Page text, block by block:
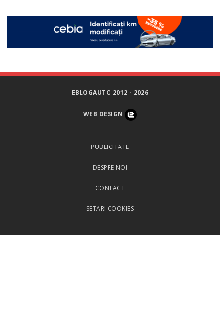
EBLOGAUTO 2012 - 2026
WEB DESIGN
PUBLICITATE
DESPRE NOI
CONTACT
SETARI COOKIES